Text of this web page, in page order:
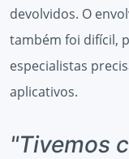
devolvidos. O
também foi difícil,
especialistas
aplicativos.
"Tivemos